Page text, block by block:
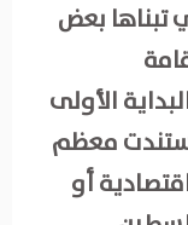
تبناها بعض
الأولى
معظم
أو